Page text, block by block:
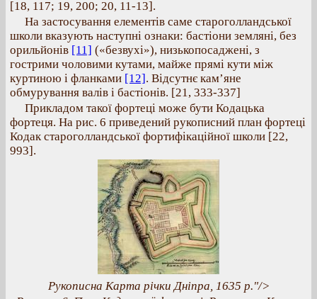
[18, 117; 19, 200; 20, 11-13].
На застосування елементів саме староголландської
школи вказують наступні ознаки: бастіони земляні, без
орильйонів [11] («безвухі»), низькопосаджені, з
гострими чоловими кутами, майже прямі кути між
куртиною і фланками [12]. Відсутнє кам’яне
обмурування валів і бастіонів. [21, 333-337]
Прикладом такої фортеці може бути Кодацька
фортеця. На рис. 6 приведений рукописний план фортеці
Кодак староголландської фортифікаційної школи [22,
993].
Рукописна Карта річки Дніпра, 1635 р."/>